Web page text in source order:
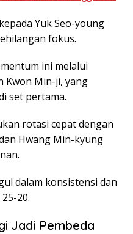
Yuk Seo-young
fokus.
ini melalui
Kwon Min-ji, yang
set pertama.
rotasi cepat dengan
Hwang Min-kyung
dalam konsistensi dan
20.
Jadi Pembeda